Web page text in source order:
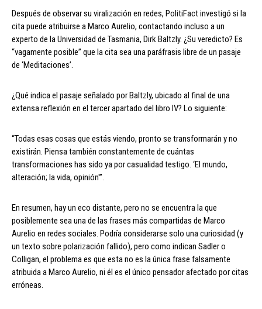
Después de observar su viralización en redes, PolitiFact investigó si la
cita puede atribuirse a Marco Aurelio, contactando incluso a un
experto de la Universidad de Tasmania, Dirk Baltzly. ¿Su veredicto? Es
“vagamente posible” que la cita sea una paráfrasis libre de un pasaje
de ‘Meditaciones’.
¿Qué indica el pasaje señalado por Baltzly, ubicado al final de una
extensa reflexión en el tercer apartado del libro IV? Lo siguiente:
“Todas esas cosas que estás viendo, pronto se transformarán y no
existirán. Piensa también constantemente de cuántas
transformaciones has sido ya por casualidad testigo. ‘El mundo,
alteración; la vida, opinión'”.
En resumen, hay un eco distante, pero no se encuentra la que
posiblemente sea una de las frases más compartidas de Marco
Aurelio en redes sociales. Podría considerarse solo una curiosidad (y
un texto sobre polarización fallido), pero como indican Sadler o
Colligan, el problema es que esta no es la única frase falsamente
atribuida a Marco Aurelio, ni él es el único pensador afectado por citas
erróneas.